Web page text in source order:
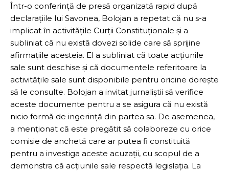
Într-o conferință de presă organizată rapid după
declarațiile lui Savonea, Bolojan a repetat că nu s-a
implicat în activitățile Curții Constituționale și a
subliniat că nu există dovezi solide care să sprijine
afirmațiile acesteia. El a subliniat că toate acțiunile
sale sunt deschise și că documentele referitoare la
activitățile sale sunt disponibile pentru oricine dorește
să le consulte. Bolojan a invitat jurnaliștii să verifice
aceste documente pentru a se asigura că nu există
nicio formă de ingerință din partea sa. De asemenea,
a menționat că este pregătit să colaboreze cu orice
comisie de anchetă care ar putea fi constituită
pentru a investiga aceste acuzații, cu scopul de a
demonstra că acțiunile sale respectă legislația. La